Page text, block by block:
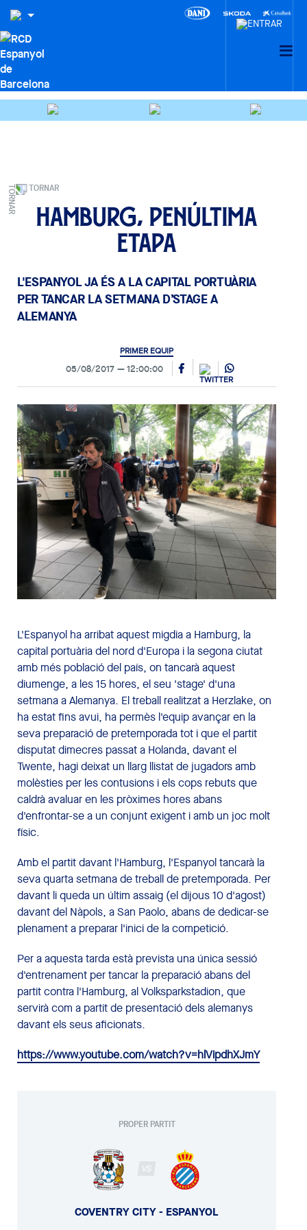
TORNAR
Hamburg, penúltima
etapa
L'ESPANYOL JA ÉS A LA CAPITAL PORTUÀRIA
PER TANCAR LA SETMANA D’STAGE A
ALEMANYA
PRIMER EQUIP
05/08/2017 12:00:00
L'Espanyol ha arribat aquest migdia a Hamburg, la
capital portuària del nord d'Europa i la segona ciutat
amb més població del país, on tancarà aquest
diumenge, a les 15 hores, el seu 'stage' d'una
setmana a Alemanya. El treball realitzat a Herzlake, on
ha estat fins avui, ha permès l'equip avançar en la
seva preparació de pretemporada tot i que el partit
disputat dimecres passat a Holanda, davant el
Twente, hagi deixat un llarg llistat de jugadors amb
molèsties per les contusions i els cops rebuts que
caldrà avaluar en les pròximes hores abans
d'enfrontar-se a un conjunt exigent i amb un joc molt
físic.
Amb el partit davant l'Hamburg, l'Espanyol tancarà la
seva quarta setmana de treball de pretemporada. Per
davant li queda un últim assaig (el dijous 10 d'agost)
davant del Nàpols, a San Paolo, abans de dedicar-se
plenament a preparar l'inici de la competició.
Per a aquesta tarda està prevista una única sessió
d'entrenament per tancar la preparació abans del
partit contra l'Hamburg, al Volksparkstadion, que
servirà com a partit de presentació dels alemanys
davant els seus aficionats.
https://www.youtube.com/watch?v=hlVipdhXJmY
PROPER PARTIT
VS
COVENTRY CITY - ESPANYOL